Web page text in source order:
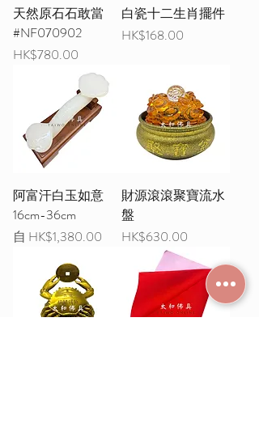
天然原石石敢當
#NF070902
價格
HK$780.00
白瓷十二生肖擺件
價格
HK$168.00
阿富汗白玉如意
16cm-36cm
自 HK$1,380.00
促銷價格
財源滾滾聚寶流水
盤
價格
HK$630.00